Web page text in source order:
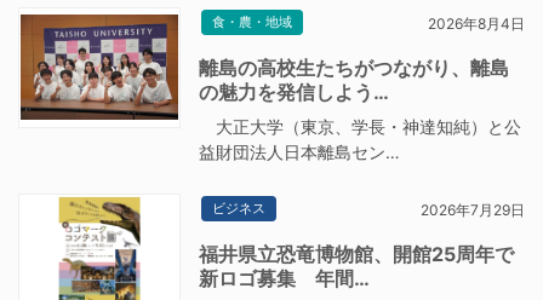
食・農・地域 2026年8月4日
離島の高校生たちがつながり、離島
の魅力を発信しよう…
大正大学（東京、学長・神達知純）と公
益財団法人日本離島セン…
ビジネス 2026年7月29日
福井県立恐竜博物館、開館25周年で
新ロゴ募集 年間…